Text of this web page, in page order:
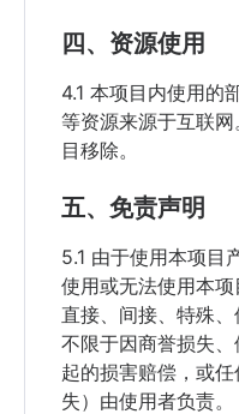
四、资源使用
4.1 本项目内使用的
等资源来源于互联
目移除。
五、免责声明
5.1 由于使用本项目
使用或无法使用本
直接、间接、特殊
不限于因商誉损失
起的损害赔偿，或
失）由使用者负责。